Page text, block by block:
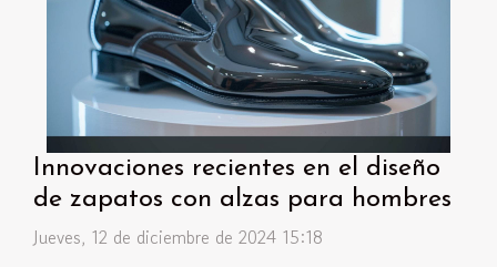
Innovaciones recientes en el diseño
de zapatos con alzas para hombres
Jueves, 12 de diciembre de 2024 15:18